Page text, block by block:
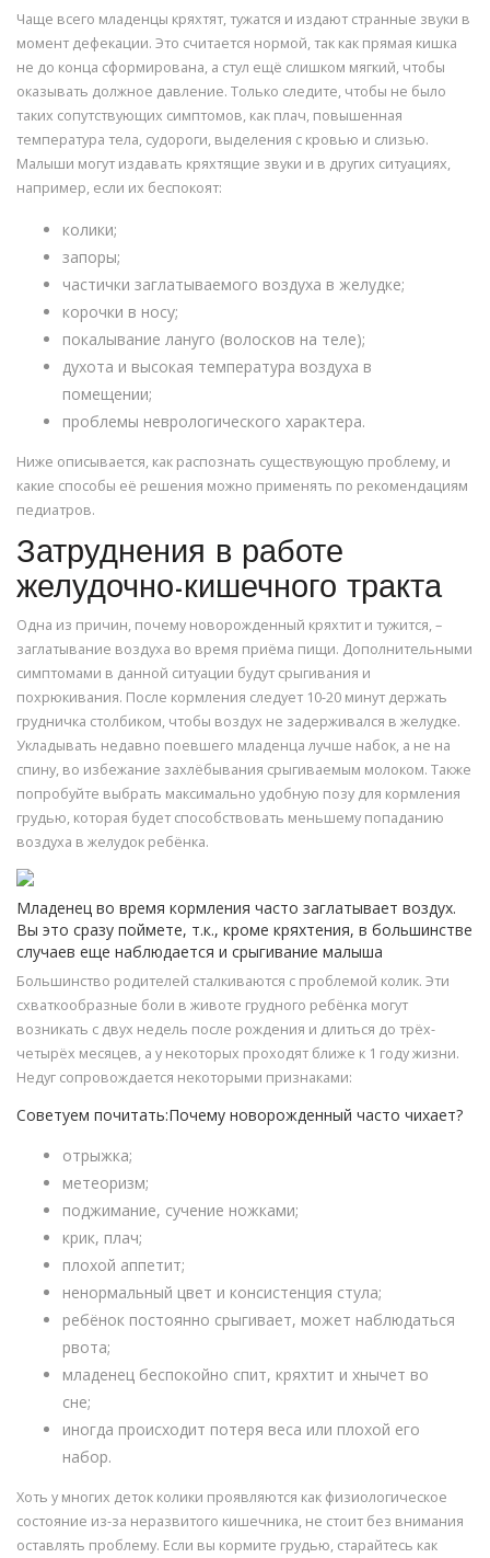
Чаще всего младенцы кряхтят, тужатся и издают странные звуки в
момент дефекации. Это считается нормой, так как прямая кишка
не до конца сформирована, а стул ещё слишком мягкий, чтобы
оказывать должное давление. Только следите, чтобы не было
таких сопутствующих симптомов, как плач, повышенная
температура тела, судороги, выделения с кровью и слизью.
Малыши могут издавать кряхтящие звуки и в других ситуациях,
например, если их беспокоят:
колики;
запоры;
частички заглатываемого воздуха в желудке;
корочки в носу;
покалывание лануго (волосков на теле);
духота и высокая температура воздуха в
помещении;
проблемы неврологического характера.
Ниже описывается, как распознать существующую проблему, и
какие способы её решения можно применять по рекомендациям
педиатров.
Затруднения в работе
желудочно-кишечного тракта
Одна из причин, почему новорожденный кряхтит и тужится, –
заглатывание воздуха во время приёма пищи. Дополнительными
симптомами в данной ситуации будут срыгивания и
похрюкивания. После кормления следует 10-20 минут держать
грудничка столбиком, чтобы воздух не задерживался в желудке.
Укладывать недавно поевшего младенца лучше набок, а не на
спину, во избежание захлёбывания срыгиваемым молоком. Также
попробуйте выбрать максимально удобную позу для кормления
грудью, которая будет способствовать меньшему попаданию
воздуха в желудок ребёнка.
Младенец во время кормления часто заглатывает воздух.
Вы это сразу поймете, т.к., кроме кряхтения, в большинстве
случаев еще наблюдается и срыгивание малыша
Большинство родителей сталкиваются с проблемой колик. Эти
схваткообразные боли в животе грудного ребёнка могут
возникать с двух недель после рождения и длиться до трёх-
четырёх месяцев, а у некоторых проходят ближе к 1 году жизни.
Недуг сопровождается некоторыми признаками:
Советуем почитать:Почему новорожденный часто чихает?
отрыжка;
метеоризм;
поджимание, сучение ножками;
крик, плач;
плохой аппетит;
ненормальный цвет и консистенция стула;
ребёнок постоянно срыгивает, может наблюдаться
рвота;
младенец беспокойно спит, кряхтит и хнычет во
сне;
иногда происходит потеря веса или плохой его
набор.
Хоть у многих деток колики проявляются как физиологическое
состояние из-за неразвитого кишечника, не стоит без внимания
оставлять проблему. Если вы кормите грудью, старайтесь как